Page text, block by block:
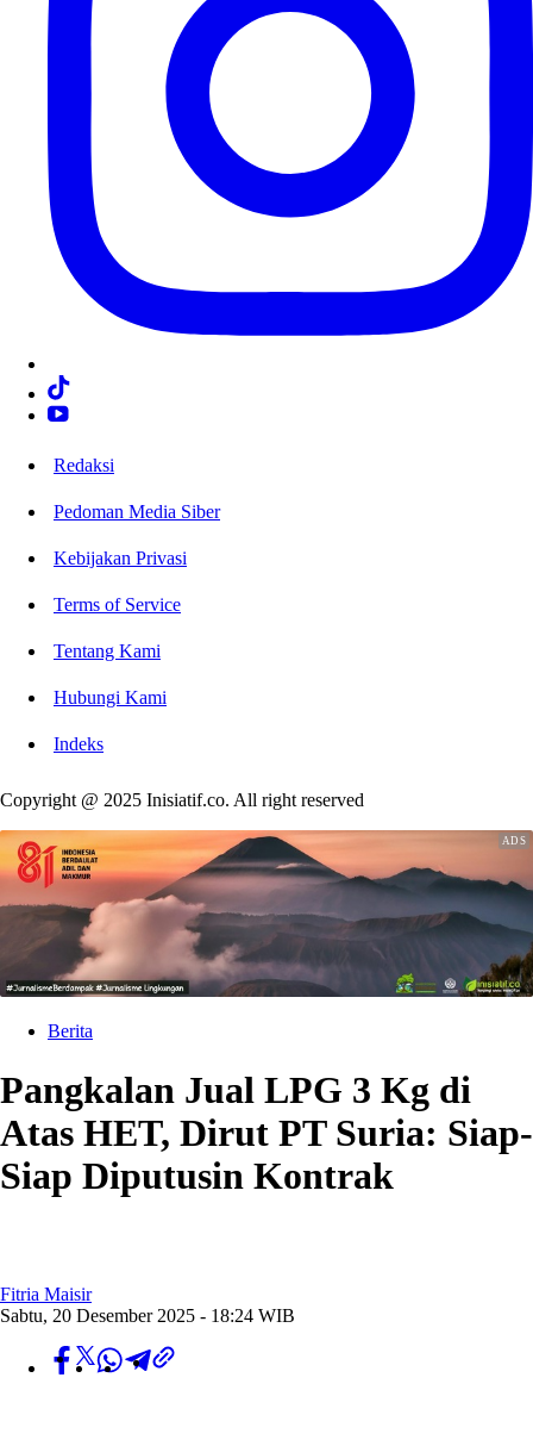
Redaksi
Pedoman Media Siber
Kebijakan Privasi
Terms of Service
Tentang Kami
Hubungi Kami
Indeks
Copyright @ 2025 Inisiatif.co. All right reserved
Berita
Pangkalan Jual LPG 3 Kg di
Atas HET, Dirut PT Suria: Siap-
Siap Diputusin Kontrak
Fitria Maisir
Sabtu, 20 Desember 2025 - 18:24 WIB